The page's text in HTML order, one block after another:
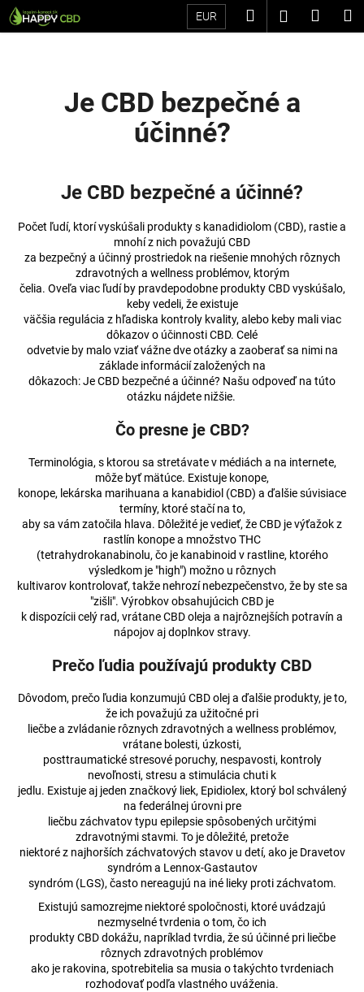
Prejsť
na
EUR Hľadať
Je CBD bezpečné a
účinné?
Je CBD bezpečné a účinné?
Počet ľudí, ktorí vyskúšali produkty s kanadidiolom (CBD), rastie a
mnohí z nich považujú CBD
za bezpečný a účinný prostriedok na riešenie mnohých rôznych
zdravotných a wellness problémov, ktorým
čelia. Oveľa viac ľudí by pravdepodobne produkty CBD vyskúšalo,
keby vedeli, že existuje
väčšia regulácia z hľadiska kontroly kvality, alebo keby mali viac
dôkazov o účinnosti CBD. Celé
odvetvie by malo vziať vážne dve otázky a zaoberať sa nimi na
základe informácií založených na
dôkazoch: Je CBD bezpečné a účinné? Našu odpoveď na túto
otázku nájdete nižšie.
Čo presne je CBD?
Terminológia, s ktorou sa stretávate v médiách a na internete,
môže byť mätúce. Existuje konope,
konope, lekárska marihuana a kanabidiol (CBD) a ďalšie súvisiace
termíny, ktoré stačí na to,
aby sa vám zatočila hlava. Dôležité je vedieť, že CBD je výťažok z
rastlín konope a množstvo THC
(tetrahydrokanabinolu, čo je kanabinoid v rastline, ktorého
výsledkom je "high") možno u rôznych
kultivarov kontrolovať, takže nehrozí nebezpečenstvo, že by ste sa
"zišli". Výrobkov obsahujúcich CBD je
k dispozícii celý rad, vrátane CBD oleja a najrôznejších potravín a
nápojov aj doplnkov stravy.
Prečo ľudia používajú produkty CBD
Dôvodom, prečo ľudia konzumujú CBD olej a ďalšie produkty, je to,
že ich považujú za užitočné pri
liečbe a zvládanie rôznych zdravotných a wellness problémov,
vrátane bolesti, úzkosti,
posttraumatické stresové poruchy, nespavosti, kontroly
nevoľnosti, stresu a stimulácia chuti k
jedlu. Existuje aj jeden značkový liek, Epidiolex, ktorý bol schválený
na federálnej úrovni pre
liečbu záchvatov typu epilepsie spôsobených určitými
zdravotnými stavmi. To je dôležité, pretože
niektoré z najhorších záchvatových stavov u detí, ako je Dravetov
syndróm a Lennox-Gastautov
syndróm (LGS), často nereagujú na iné lieky proti záchvatom.
Existujú samozrejme niektoré spoločnosti, ktoré uvádzajú
nezmyselné tvrdenia o tom, čo ich
produkty CBD dokážu, napríklad tvrdia, že sú účinné pri liečbe
rôznych zdravotných problémov
ako je rakovina, spotrebitelia sa musia o takýchto tvrdeniach
rozhodovať podľa vlastného uváženia.
K
o
b
u
j
HĽADAŤ
O
r
e
ŽVÝKAČKY
S
Pôvodne: